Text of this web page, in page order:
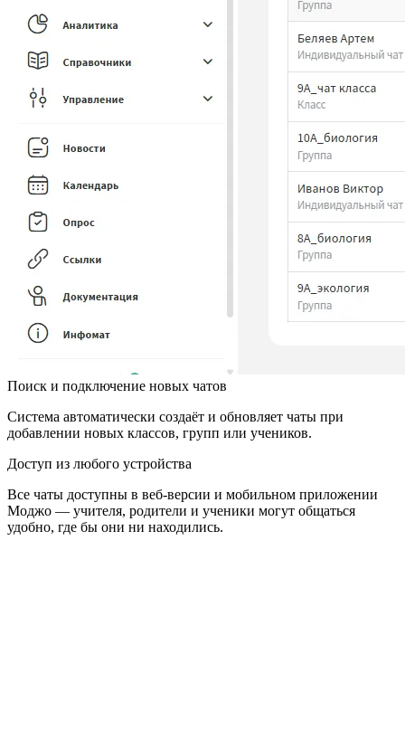
Поиск и подключение новых чатов
Система автоматически создаёт и обновляет чаты при
добавлении новых классов, групп или учеников.
Доступ из любого устройства
Все чаты доступны в веб-версии и мобильном приложении
Моджо — учителя, родители и ученики могут общаться
удобно, где бы они ни находились.